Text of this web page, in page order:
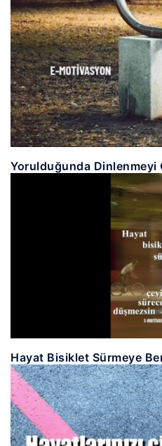
Yorulduğunda Dinlenmeyi
Hayat Bisiklet Sürmeye